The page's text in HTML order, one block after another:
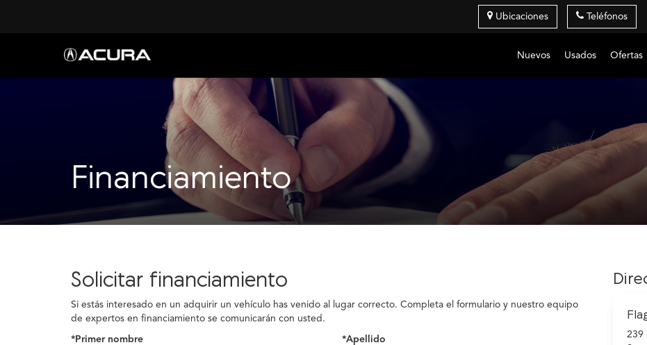
Ubicaciones Teléfonos
Nuevos Usados Ofertas
Financiamiento
Solicitar financiamiento
Si estás interesado en un adquirir un vehículo has venido al lugar correcto. Completa el formulario y nuestro equipo
de expertos en financiamiento se comunicarán con usted.
*Primer nombre
*Apellido
239